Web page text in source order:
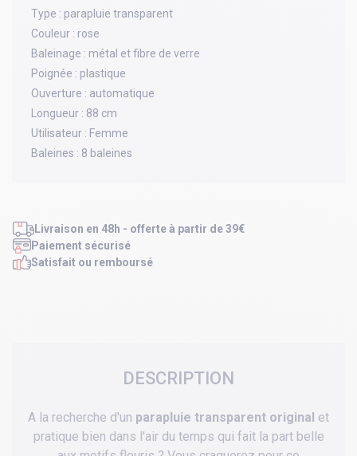
Type : parapluie transparent
Couleur : rose
Baleinage : métal et fibre de verre
Poignée : plastique
Ouverture : automatique
Longueur : 88 cm
Utilisateur : Femme
Baleines : 8 baleines
Livraison en 48h - offerte à partir de 39€
Paiement sécurisé
Satisfait ou remboursé
DESCRIPTION
A la recherche d'un parapluie transparent original et
pratique bien dans l'air du temps qui fait la part belle